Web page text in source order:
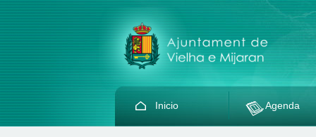
Inicio Agenda